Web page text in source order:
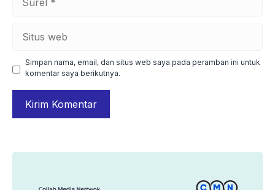
web
Simpan nama, email, dan situs web saya pada peramban ini untuk
komentar saya berikutnya.